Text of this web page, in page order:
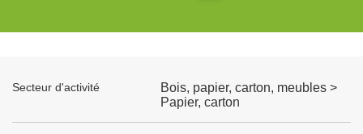
Secteur d'activité
Bois, papier, carton, meubles >
Papier, carton